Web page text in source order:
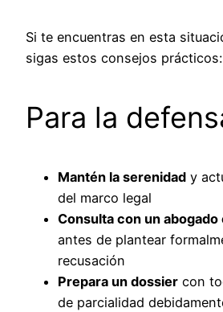
Si te encuentras en esta
sigas estos consejos prácticos:
Para la
Mantén la serenidad y
del marco legal
Consulta con un
antes de plantear
recusación
Prepara un dossier con
de parcialidad